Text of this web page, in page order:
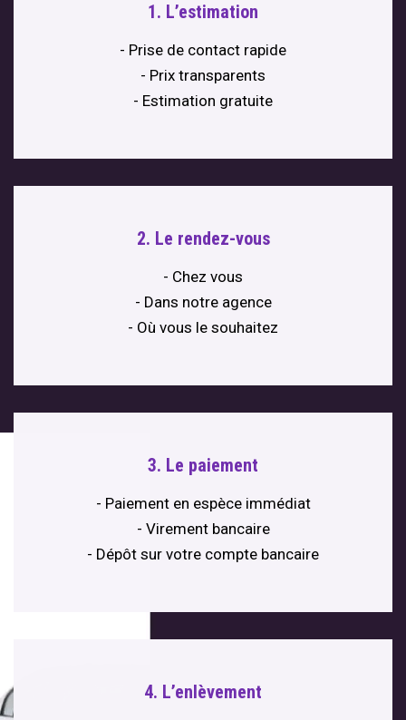
1. L’estimation
- Prise de contact rapide
- Prix transparents
- Estimation gratuite
2. Le rendez-vous
- Chez vous
- Dans notre agence
- Où vous le souhaitez
3. Le paiement
- Paiement en espèce immédiat
- Virement bancaire
- Dépôt sur votre compte bancaire
4. L’enlèvement